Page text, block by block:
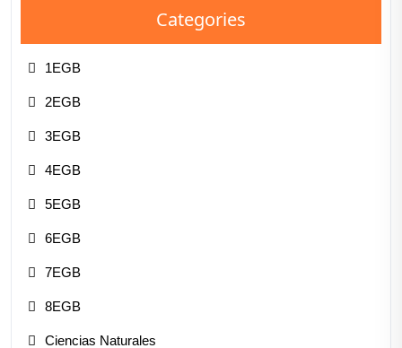
Categories
1EGB
2EGB
3EGB
4EGB
5EGB
6EGB
7EGB
8EGB
Ciencias Naturales